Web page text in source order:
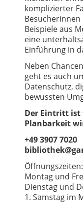
komplizierter
Beispiele aus
eine
Einführung in
Neben
geht es auch
Datenschutz,
bewussten
Der Eintritt ist
Planbarkeit
+49 3907 7020
Öffnungszeiten:
Montag und
Dienstag und
1. Samstag im